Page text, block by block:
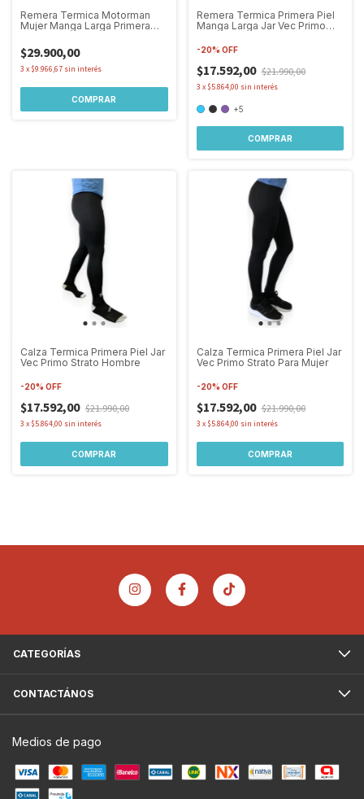
Remera Termica Motorman
Mujer Manga Larga Primera
$29.900,00
3 x $9.966,67 sin interés
COMPRAR
Remera Termica Primera Piel
Manga Larga Jar Vec Primo
-20% OFF
$17.592,00 $21.990,00
3 x $5.864,00 sin interés
+5
COMPRAR
Calza Termica Primera Piel Jar
Vec Primo Strato Hombre
-20% OFF
$17.592,00 $21.990,00
3 x $5.864,00 sin interés
COMPRAR
Calza Termica Primera Piel Jar
Vec Primo Strato Para Mujer
-20% OFF
$17.592,00 $21.990,00
3 x $5.864,00 sin interés
COMPRAR
CATEGORÍAS
CONTACTÁNOS
Medios de pago